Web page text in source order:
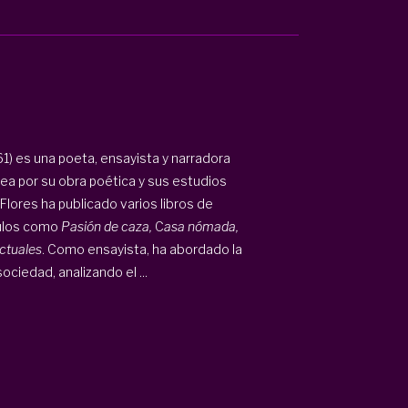
es una poeta, ensayista y narradora
por su obra poética y sus estudios
ha publicado varios libros de
como Pasión de caza, Casa nómada,
. Como ensayista, ha abordado la
analizando el ...